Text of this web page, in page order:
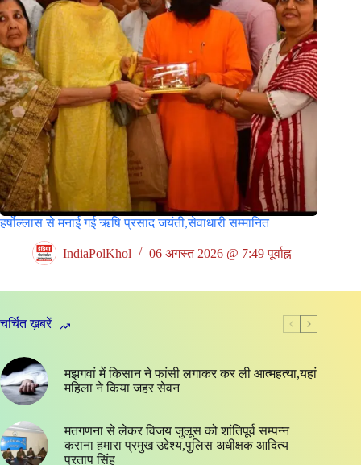
हर्षोल्लास से मनाई गई ऋषि प्रसाद जयंती,सेवाधारी सम्मानित
IndiaPolKhol 06 अगस्त 2026 @ 7:49 पूर्वाह्न
चर्चित ख़बरें
मझगवां में किसान ने फांसी लगाकर कर ली आत्महत्या,यहां
महिला ने किया जहर सेवन
मतगणना से लेकर विजय जुलूस को शांतिपूर्व सम्पन्न
कराना हमारा प्रमुख उद्देश्य,पुलिस अधीक्षक आदित्य
प्रताप सिंह